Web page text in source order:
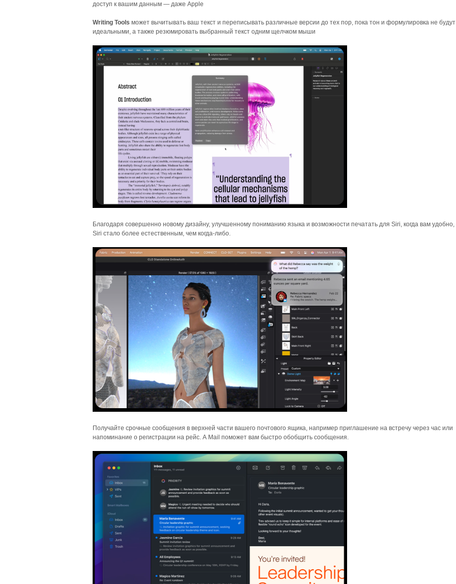
доступ к вашим данным — даже Apple
Writing Tools может вычитывать ваш текст и переписывать различные версии до тех пор, пока тон и формулировка не будут
идеальными, а также резюмировать выбранный текст одним щелчком мыши
Благодаря совершенно новому дизайну, улучшенному пониманию языка и возможности печатать для Siri, когда вам
Siri стало более естественным, чем когда-либо.
Получайте срочные сообщения в верхней части вашего почтового ящика, например приглашение на встречу через час или
напоминание о регистрации на рейс. А Mail поможет вам быстро обобщить сообщения.